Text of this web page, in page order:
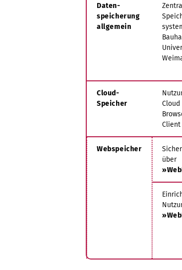
Daten-
speicherung
allgemein
Cloud-
Speicher
Client
Webspeicher
über